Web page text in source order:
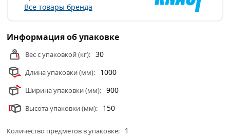
действительны в Москве и области.
Все товары бренда
Информация об упаковке
Вес с упаковкой (кг): 30
Длина упаковки (мм): 1000
Ширина упаковки (мм): 900
Высота упаковки (мм): 150
Количество предметов в упаковке: 1